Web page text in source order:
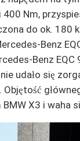
Nm,
do ok. 180
Benz
Benz
udało się
X3 i waha